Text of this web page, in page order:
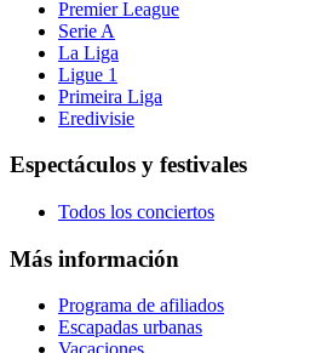
Premier League
Serie A
La Liga
Ligue 1
Primeira Liga
Eredivisie
Espectáculos y festivales
Todos los conciertos
Más información
Programa de afiliados
Escapadas urbanas